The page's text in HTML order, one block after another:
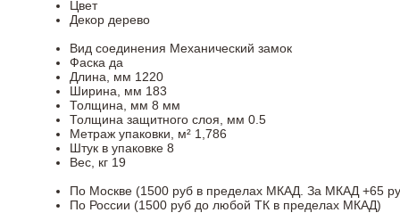
Цвет
Декор дерево
Вид соединения Механический замок
Фаска да
Длина, мм 1220
Ширина, мм 183
Толщина, мм 8 мм
Толщина защитного слоя, мм 0.5
Метраж упаковки, м² 1,786
Штук в упаковке 8
Вес, кг 19
По Москве (1500 руб в пределах МКАД. За МКАД +65
По России (1500 руб до любой ТК в пределах МКАД)